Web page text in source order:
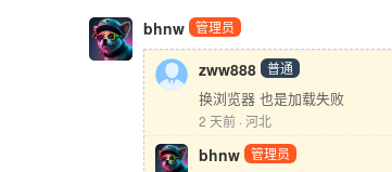
bhnw 管理员
zww888 普通
换浏览器 也是加载失败
2 天前 · 河北
bhnw 管理员